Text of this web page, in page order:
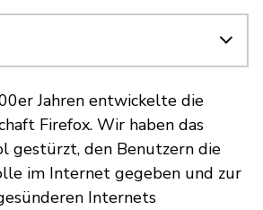
Jahren entwickelte die
Firefox. Wir haben das
gestürzt, den Benutzern die
im Internet gegeben und zur
Internets